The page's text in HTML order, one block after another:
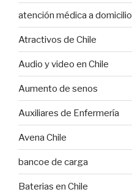
atención médica a domicilio
Atractivos de Chile
Audio y video en Chile
Aumento de senos
Auxiliares de Enfermería
Avena Chile
bancoe de carga
Baterias en Chile